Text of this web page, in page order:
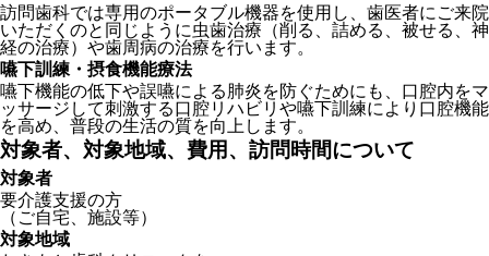
訪問歯科では専用のポータブル機器を使用し、歯医者にご来院
いただくのと同じように虫歯治療（削る、詰める、被せる、神
経の治療）や歯周病の治療を行います。
嚥下訓練・摂食機能療法
嚥下機能の低下や誤嚥による肺炎を防ぐためにも、口腔内をマ
ッサージして刺激する口腔リハビリや嚥下訓練により口腔機能
を高め、普段の生活の質を向上します。
対象者、対象地域、費用、訪問時間について
対象者
要介護支援の方
（ご自宅、施設等）
対象地域